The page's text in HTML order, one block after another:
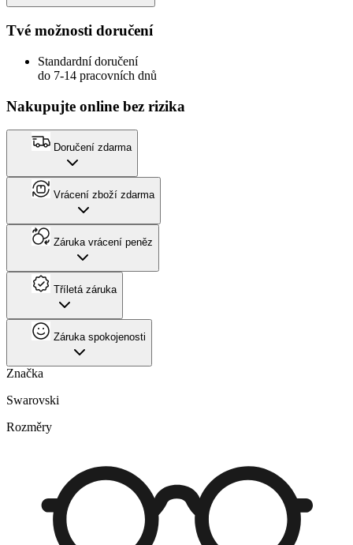
Tvé možnosti doručení
Standardní doručení
do 7-14 pracovních dnů
Nakupujte online bez rizika
Doručení zdarma
Vrácení zboží zdarma
Záruka vrácení peněz
Tříletá záruka
Záruka spokojenosti
Značka
Swarovski
Rozměry